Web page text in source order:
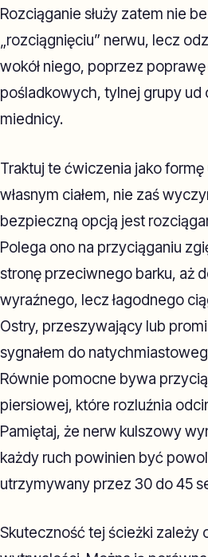
Rozciąganie służy zatem nie
„rozciągnięciu” nerwu, lecz
wokół niego, poprzez
pośladkowych, tylnej grupy ud
miednicy.
Traktuj te ćwiczenia jako
własnym ciałem, nie zaś
bezpieczną opcją jest
Polega ono na przyciąganiu
stronę przeciwnego barku, aż
wyraźnego, lecz łagodnego
Ostry, przeszywający lub
sygnałem do
Równie pomocne bywa
piersiowej, które rozluźnia
Pamiętaj, że nerw kulszowy
każdy ruch powinien być
utrzymywany przez 30 do 45
Skuteczność tej ścieżki zależy